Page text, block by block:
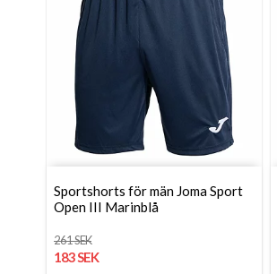
Sportshorts för män Joma Sport
Open III Marinblå
261 SEK
183 SEK